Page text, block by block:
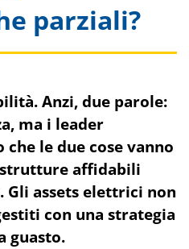
parziali?
Anzi, due parole:
ma i leader
le due cose vanno
affidabili
assets elettrici non
con una strategia
guasto.